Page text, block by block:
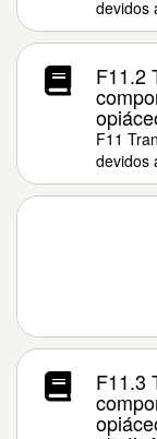
devidos
F11.2
F11
devidos
F11.3